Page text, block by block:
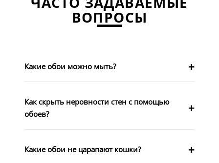
ВОПРОСЫ
Какие обои можно мыть?
Как скрыть неровности стен с помощью
обоев?
Какие обои не царапают кошки?